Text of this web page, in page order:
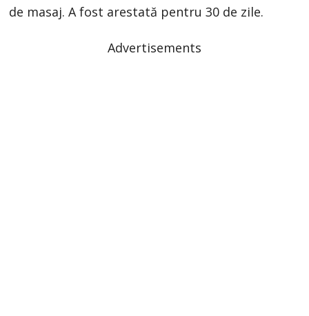
de masaj. A fost arestată pentru 30 de zile.
Advertisements